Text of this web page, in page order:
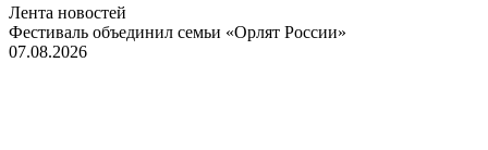
Лента новостей
Фестиваль объединил семьи «Орлят России»
07.08.2026